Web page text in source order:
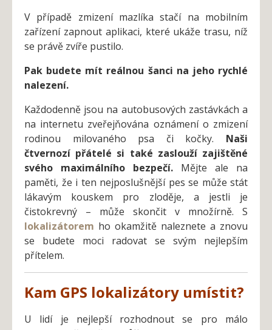
V případě zmizení mazlíka stačí na mobilním
zařízení zapnout aplikaci, které ukáže trasu, níž
se právě zvíře pustilo.
Pak budete mít reálnou šanci na jeho rychlé
nalezení.
Každodenně jsou na autobusových zastávkách a
na internetu zveřejňována oznámení o zmizení
rodinou milovaného psa či kočky. Naši
čtvernozí přátelé si také zaslouží zajištěné
svého maximálního bezpečí. Mějte ale na
paměti, že i ten nejposlušnější pes se může stát
lákavým kouskem pro zloděje, a jestli je
čistokrevný – může skončit v množírně. S
lokalizátorem ho okamžitě naleznete a znovu
se budete moci radovat se svým nejlepším
přítelem.
Kam GPS lokalizátory umístit?
U lidí je nejlepší rozhodnout se pro málo